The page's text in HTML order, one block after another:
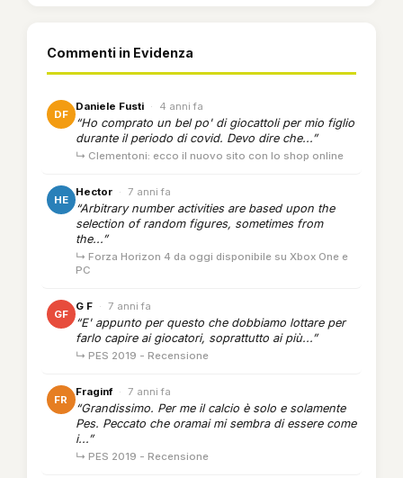
Commenti in Evidenza
DF
Daniele Fusti · 4 anni fa
“Ho comprato un bel po' di giocattoli per mio figlio
durante il periodo di covid. Devo dire che...”
↳ Clementoni: ecco il nuovo sito con lo shop online
HE
Hector · 7 anni fa
“Arbitrary number activities are based upon the
selection of random figures, sometimes from
the...”
↳ Forza Horizon 4 da oggi disponibile su Xbox One e
PC
GF
G F · 7 anni fa
“E' appunto per questo che dobbiamo lottare per
farlo capire ai giocatori, soprattutto ai più...”
↳ PES 2019 - Recensione
FR
Fraginf · 7 anni fa
“Grandissimo. Per me il calcio è solo e solamente
Pes. Peccato che oramai mi sembra di essere come
i...”
↳ PES 2019 - Recensione